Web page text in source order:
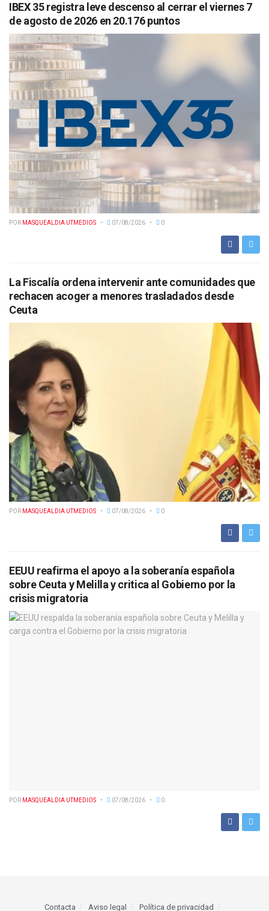
IBEX 35 registra leve descenso al cerrar el viernes 7
de agosto de 2026 en 20.176 puntos
POR MASQUEALDIA UTMEDIOS 07/08/2026 0
La Fiscalía ordena intervenir ante comunidades que
rechacen acoger a menores trasladados desde
Ceuta
POR MASQUEALDIA UTMEDIOS 07/08/2026 0
EEUU reafirma el apoyo a la soberanía española
sobre Ceuta y Melilla y critica al Gobierno por la
crisis migratoria
POR MASQUEALDIA UTMEDIOS 07/08/2026 0
Contacta Aviso legal Política de privacidad